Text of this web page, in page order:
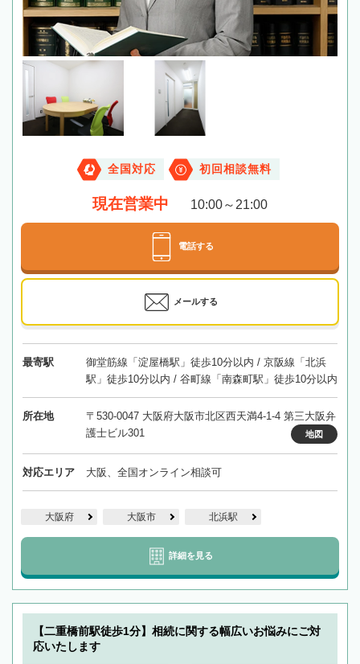
全国対応 初回相談無料
現在営業中 10:00～21:00
電話する
メールする
最寄駅
御堂筋線「淀屋橋駅」徒歩10分以内 / 京阪線「北浜
駅」徒歩10分以内 / 谷町線「南森町駅」徒歩10分以内
所在地
〒530-0047 大阪府大阪市北区西天満4-1-4 第三大阪弁
護士ビル301
地図
対応エリア 大阪、全国オンライン相談可
大阪府 大阪市 北浜駅
詳細を見る
【二重橋前駅徒歩1分】相続に関する幅広いお悩みにご対
応いたします